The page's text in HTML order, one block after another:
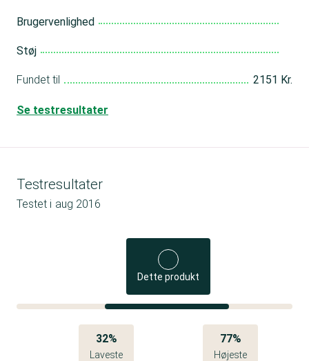
Brugervenlighed
Støj
Fundet til 2151 Kr.
Se testresultater
Testresultater
Testet i aug 2016
Dette produkt
32%
Laveste
77%
Højeste